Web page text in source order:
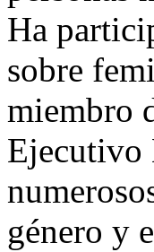
Ha
sobre
miembro
Ejecutivo
género y